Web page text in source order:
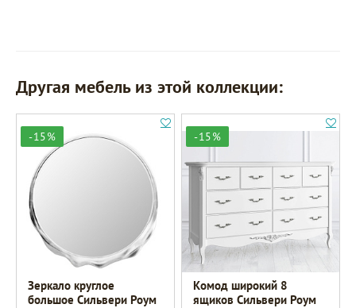
Другая мебель из этой коллекции:
-15%
Зеркало круглое
большое Сильвери Роум
-15%
Комод широкий 8
ящиков Сильвери Роум